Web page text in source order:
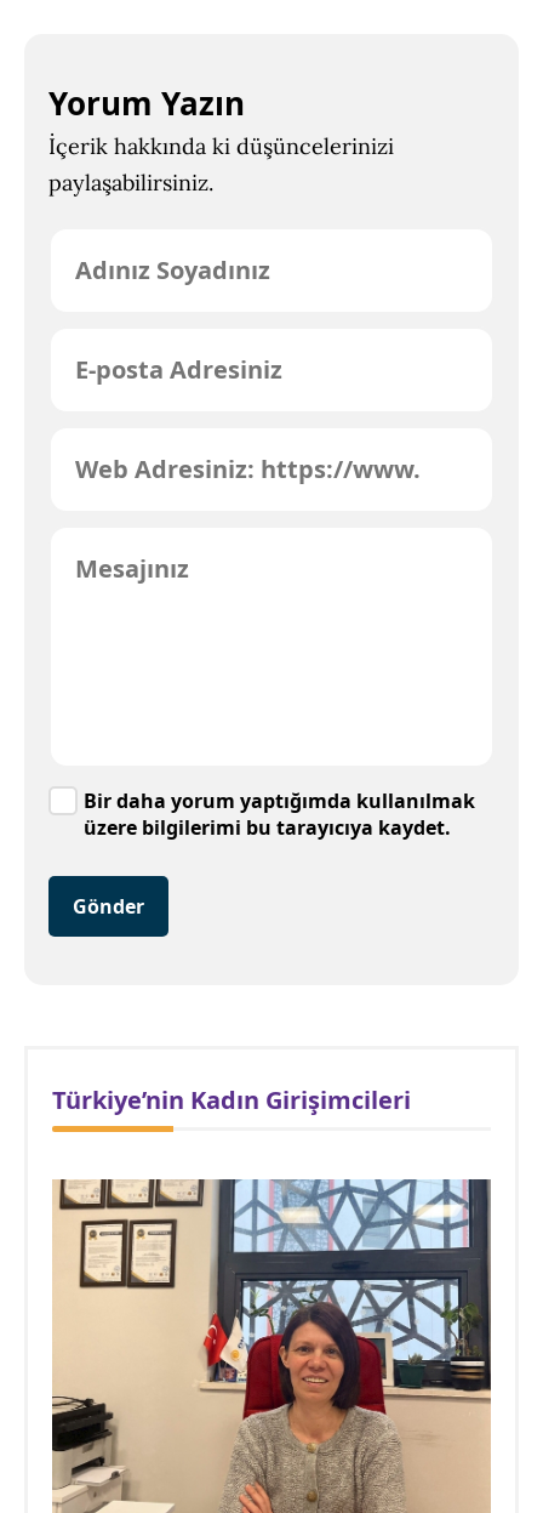
Yorum Yazın
İçerik hakkında ki düşüncelerinizi
paylaşabilirsiniz.
Bir daha yorum yaptığımda kullanılmak
üzere bilgilerimi bu tarayıcıya kaydet.
Gönder
Türkiye’nin Kadın Girişimcileri